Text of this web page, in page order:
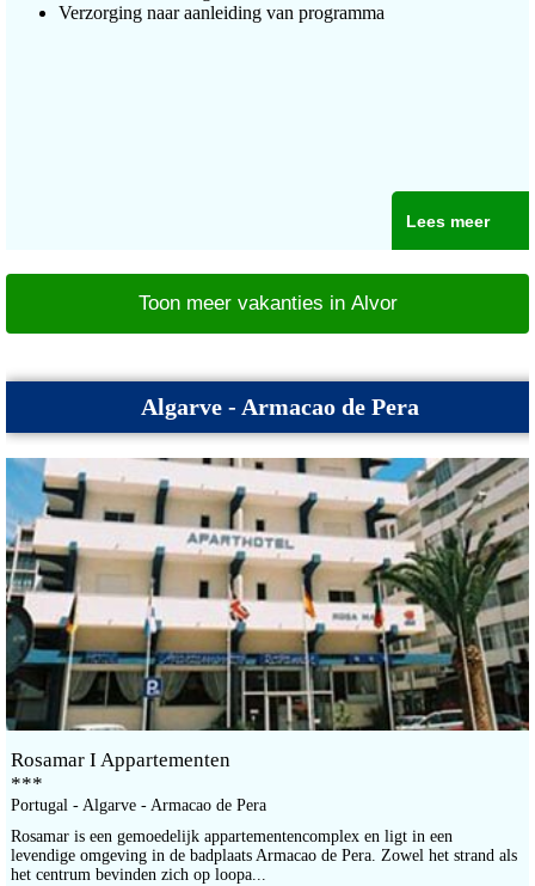
Verzorging naar aanleiding van programma
Lees meer
Toon meer vakanties in Alvor
Algarve - Armacao de Pera
Rosamar I Appartementen
***
Portugal - Algarve - Armacao de Pera
Rosamar is een gemoedelijk appartementencomplex en ligt in een
levendige omgeving in de badplaats Armacao de Pera. Zowel het strand als
het centrum bevinden zich op loopa...